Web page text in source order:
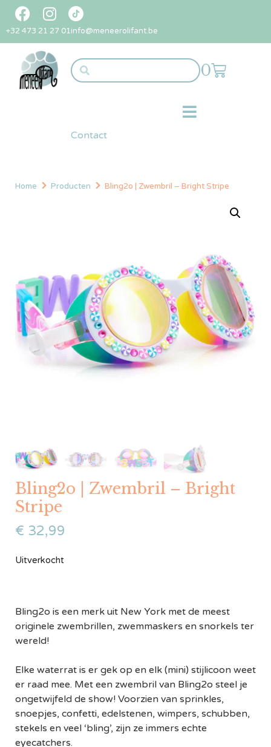
+32 473 21 27 01info@meneerolifant.be
0
Contact
Home Producten Bling2o | Zwembril – Bright Stripe
Bling2o | Zwembril – Bright
Stripe
€ 32,99
Uitverkocht
Bling2o is een merk uit New York met de meest
originele zwembrillen, zwemmaskers en snorkels ter
wereld!
Elke waterrat is er gek op en elk (mini) stijlicoon weet
er raad mee. Met een zwembril van Bling2o steel je
ongetwijfeld de show! Voorzien van sprinkles,
snoepjes, confetti, edelstenen, wimpers, schubben,
stekels en veel ‘bling’, zijn ze immers echte
eyecatchers.